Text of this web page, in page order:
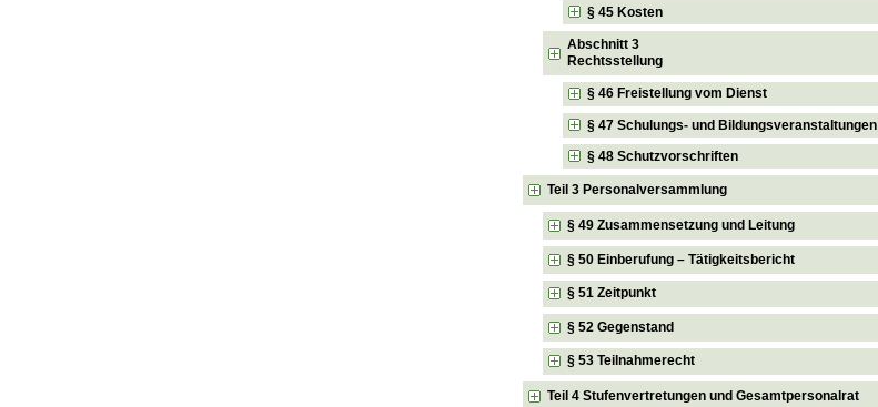
§ 45 Kosten
Abschnitt 3
Rechtsstellung
§ 46 Freistellung vom Dienst
§ 47 Schulungs- und Bildungsveranstaltungen
§ 48 Schutzvorschriften
Teil 3 Personalversammlung
§ 49 Zusammensetzung und Leitung
§ 50 Einberufung – Tätigkeitsbericht
§ 51 Zeitpunkt
§ 52 Gegenstand
§ 53 Teilnahmerecht
Teil 4 Stufenvertretungen und Gesamtpersonalrat